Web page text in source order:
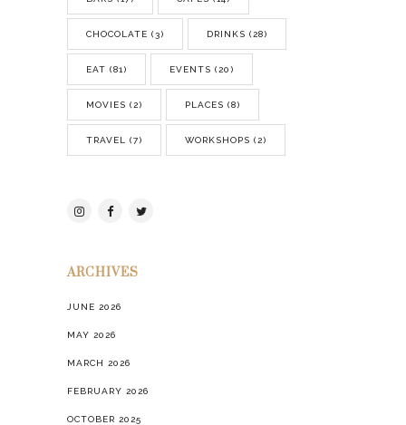
CHOCOLATE (3) DRINKS (28)
EAT (81) EVENTS (20)
MOVIES (2) PLACES (8)
TRAVEL (7) WORKSHOPS (2)
ARCHIVES
JUNE 2026
MAY 2026
MARCH 2026
FEBRUARY 2026
OCTOBER 2025